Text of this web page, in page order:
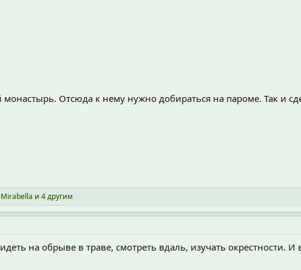
Отсюда к нему нужно добираться на пароме. Так и
Mirabella и 4 другим
на обрыве в траве, смотреть вдаль, изучать окрестности.